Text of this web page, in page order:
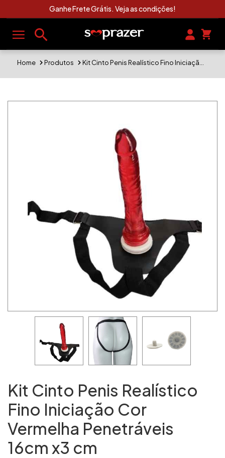
Clique Aqui e Veja As
Home Produtos
Kit Cinto Penis Realístico
Fino Iniciação Cor
Vermelha Penetráveis
16cm x3 cm